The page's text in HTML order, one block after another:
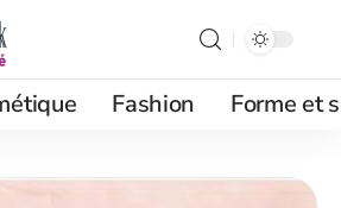
Fashion Forme et